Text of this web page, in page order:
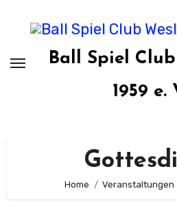
Ball Spiel
1959 e.
Home Veranstaltungen